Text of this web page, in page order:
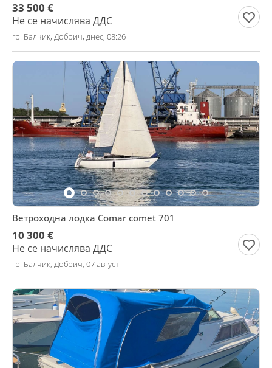
33 500 €
Не се начислява ДДС
гр. Балчик, Добрич, днес, 08:26
Ветроходна лодка Comar comet 701
10 300 €
Не се начислява ДДС
гр. Балчик, Добрич, 07 август